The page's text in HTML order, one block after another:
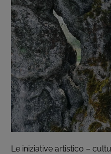
Le iniziative artistico –